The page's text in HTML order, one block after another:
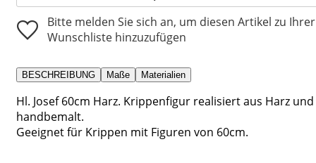
Bitte melden Sie sich an, um diesen Artikel zu Ihrer
Wunschliste hinzuzufügen
BESCHREIBUNG Maße Materialien
Hl. Josef 60cm Harz. Krippenfigur realisiert aus Harz und
handbemalt.
Geeignet für Krippen mit Figuren von 60cm.